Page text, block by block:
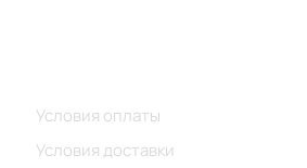
Условия оплаты
Условия доставки